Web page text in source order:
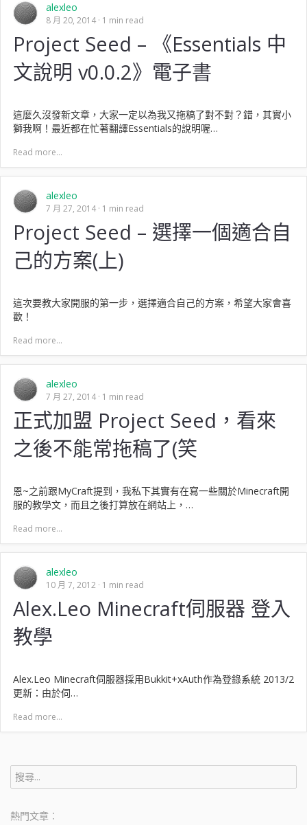
alexleo
8 月 20, 2014 1 min read
Project Seed – 《Essentials 中
文說明 v0.0.2》電子書
這麼久沒發新文章，大家一定以為我又拖稿了對不對？錯，其實小
獅我啊！最近都在忙著翻譯Essentials的說明喔…
Read more...
alexleo
7 月 27, 2014 1 min read
Project Seed – 選擇一個適合自
己的方案(上)
這次要教大家開服的第一步，選擇適合自己的方案，希望大家會喜
歡！
Read more...
alexleo
7 月 27, 2014 1 min read
正式加盟 Project Seed，看來
之後不能常拖稿了(笑
恩~之前跟MyCraft提到，我私下其實有在寫一些關於Minecraft開
服的教學文，而且之後打算放在網站上，…
Read more...
alexleo
10 月 7, 2012 1 min read
Alex.Leo Minecraft伺服器 登入
教學
Alex.Leo Minecraft伺服器採用Bukkit+xAuth作為登錄系統 2013/2
更新：由於伺…
Read more...
搜
尋
鍵
熱門文章︰